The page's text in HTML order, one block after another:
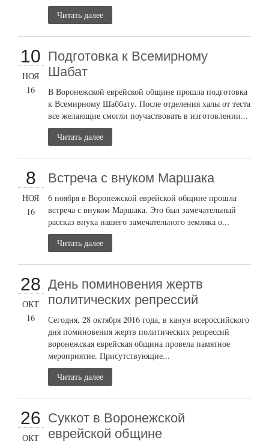
Читать далее
10
НОЯ
16
Подготовка к Всемирному
Шабат
В Воронежской еврейской общине прошла подготовка
к Всемирному Шаббату. После отделения халы от теста
все желающие смогли поучаствовать в изготовлении...
Читать далее
8
НОЯ
16
Встреча с внуком Маршака
6 ноября в Воронежской еврейской общине прошла
встреча с внуком Маршака. Это был замечательный
рассказ внука нашего замечательного земляка о...
Читать далее
28
ОКТ
16
День поминовения жертв
политических репрессий
Сегодня, 28 октября 2016 года, в канун всероссийского
дня поминовения жертв политических репрессий
воронежская еврейская община провела памятное
мероприятие. Присутствующие...
Читать далее
26
ОКТ
Суккот в Воронежской
еврейской общине